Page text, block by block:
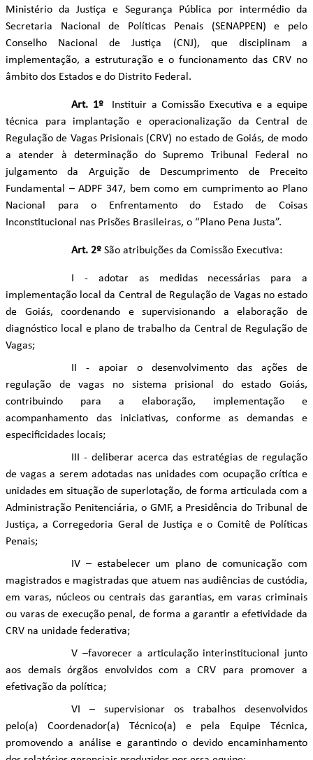
Ministério da Justiça e Segurança Pública por intermédio da
Secretaria Nacional de Políticas Penais (SENAPPEN) e pelo
Conselho Nacional de Justiça (CNJ), que disciplinam a
implementação, a estruturação e o funcionamento das CRV no
âmbito dos Estados e do Distrito Federal.
Art. 1º
Instituir a Comissão Executiva e a equipe
técnica para implantação e operacionalização da Central de
Regulação de Vagas Prisionais (CRV) no estado de Goiás, de modo
a atender à determinação do Supremo Tribunal Federal no
julgamento da Arguição de Descumprimento de Preceito
Fundamental – ADPF 347, bem como em cumprimento ao Plano
Nacional para o Enfrentamento do Estado de Coisas
Inconstitucional nas Prisões Brasileiras, o “Plano Pena Justa”.
Art. 2º São atribuições da Comissão Executiva:
I - adotar as medidas necessárias para a
implementação local da Central de Regulação de Vagas no estado
de Goiás, coordenando e supervisionando a elaboração de
diagnóstico local e plano de trabalho da Central de Regulação de
Vagas;
II - apoiar o desenvolvimento das ações de
regulação de vagas no sistema prisional do estado Goiás,
contribuindo para a elaboração, implementação e
acompanhamento das iniciativas, conforme as demandas e
especificidades locais;
III - deliberar acerca das estratégias de regulação
de vagas a serem adotadas nas unidades com ocupação crítica e
unidades em situação de superlotação, de forma articulada com a
Administração Penitenciária, o GMF, a Presidência do Tribunal de
Justiça, a Corregedoria Geral de Justiça e o Comitê de Políticas
Penais;
IV – estabelecer um plano de comunicação com
magistrados e magistradas que atuem nas audiências de custódia,
em varas, núcleos ou centrais das garantias, em varas criminais
ou varas de execução penal, de forma a garantir a efetividade da
CRV na unidade federativa;
V –favorecer a articulação interinstitucional junto
aos demais órgãos envolvidos com a CRV para promover a
efetivação da política;
VI – supervisionar os trabalhos desenvolvidos
pelo(a) Coordenador(a) Técnico(a) e pela Equipe Técnica,
promovendo a análise e garantindo o devido encaminhamento